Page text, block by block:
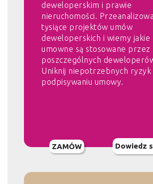
deweloperskim i prawie
nieruchomości.
tysiące projektów umów
deweloperskich i wiemy jakie
umowne są stosowane przez
poszczególnych
Uniknij niepotrzebnych
podpisywaniu umowy.
ZAMÓW Dowiedz